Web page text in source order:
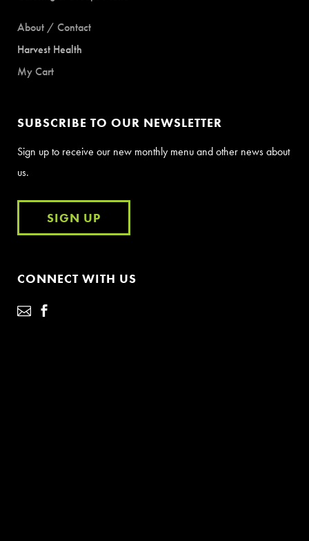
About / Contact
Harvest Health
My Cart
SUBSCRIBE TO OUR NEWSLETTER
Sign up to receive our new monthly menu and other news about
us.
SIGN UP
CONNECT WITH US